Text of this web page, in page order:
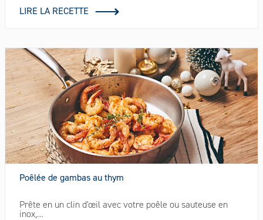
LIRE LA RECETTE
Poêlée de gambas au thym
Prête en un clin d'œil avec votre poêle ou sauteuse en
inox,…